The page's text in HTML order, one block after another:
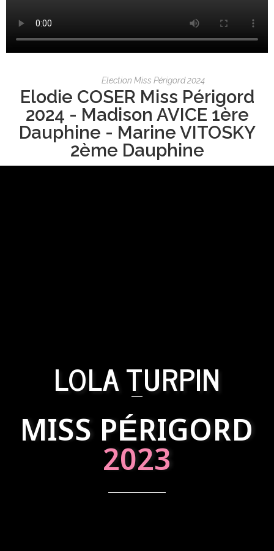
Election Miss Périgord 2024
Elodie COSER Miss Périgord
2024 - Madison AVICE 1ère
Dauphine - Marine VITOSKY
2ème Dauphine
LOLA TURPIN
MISS PÉRIGORD
2023